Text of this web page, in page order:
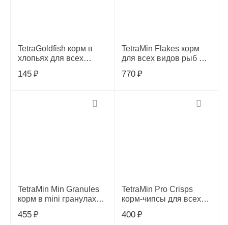
TetraGoldfish корм в
хлопьях для всех
12 г (sachet),766389
145 ₽
TetraMin Flakes корм
для всех видов рыб в
770 ₽
TetraMin Min Granules
корм в mini гранулах
рыб 100 мл, 199057
455 ₽
TetraMin Pro Crisps
корм-чипсы для всех
139626
400 ₽